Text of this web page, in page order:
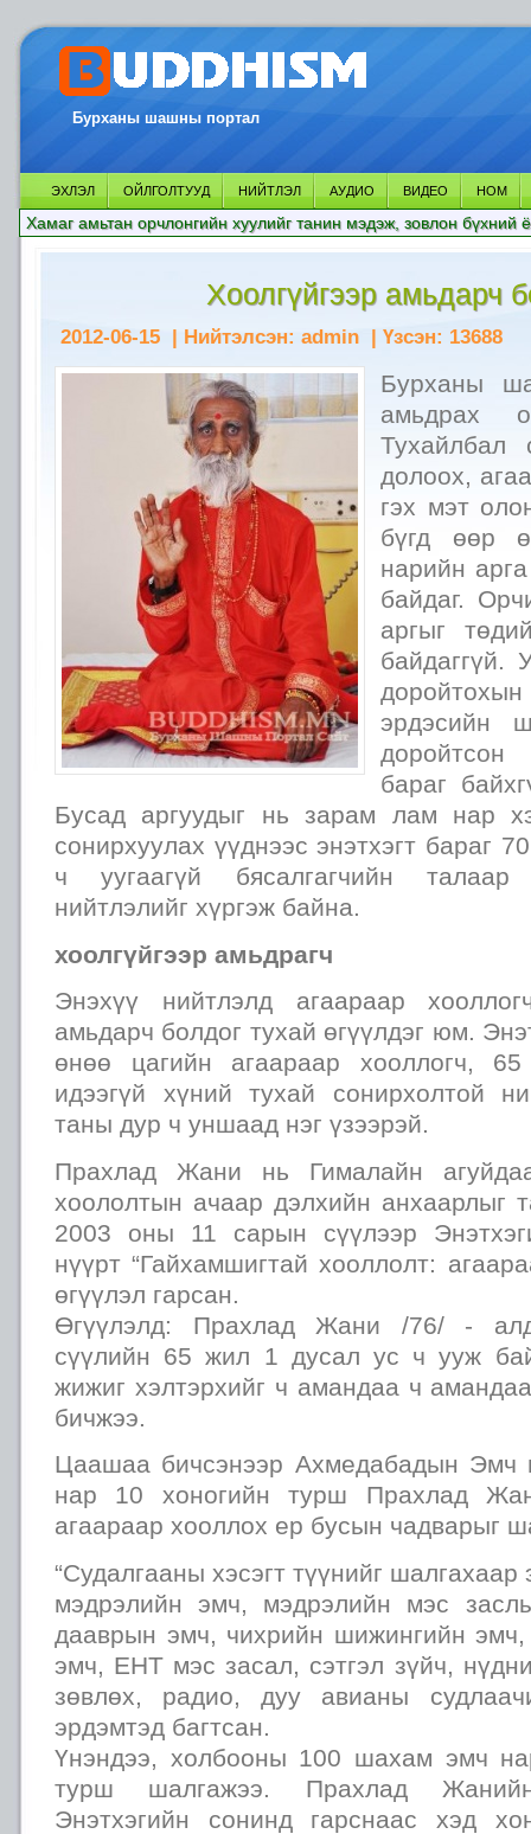
Бурханы шашны портал
ЭХЛЭЛ ОЙЛГОЛТУУД НИЙТЛЭЛ АУДИО ВИДЕО НОМ
Хамаг амьтан орчлонгийн хуулийг танин мэдэж, зовлон бүхний
Хоолгүйгээр амьдарч
2012-06-15 | Нийтэлсэн: admin | Үзсэн: 13688
Бурханы
амьдрах
Тухайлбал
долоох,
гэх мэт
бүгд өөр
нарийн
байдаг.
аргыг
байдаггүй.
эрдэсийн
бараг
Бусад аргуудыг нь зарам лам нар
сонирхуулах үүднээс энэтхэгт бараг
ч уугаагүй бясалгагчийн
нийтлэлийг хүргэж байна.
хоолгүйгээр амьдрагч
Энэхүү нийтлэлд агаараар
амьдарч болдог тухай өгүүлдэг юм.
өнөө цагийн агаараар хооллогч,
идээгүй хүний тухай сонирхолтой
таны дур ч уншаад нэг үзээрэй.
Прахлад Жани нь Гималайн
хоололтын ачаар дэлхийн анхаарлыг
2003 оны 11 сарын сүүлээр
нүүрт “Гайхамшигтай хооллолт:
өгүүлэл гарсан.
Өгүүлэлд: Прахлад Жани /76/ -
сүүлийн 65 жил 1 дусал ус ч ууж
жижиг хэлтэрхийг ч амандаа ч
бичжээ.
Цаашаа бичсэнээр Ахмедабадын Эмч
нар 10 хоногийн турш Прахлад
агаараар хооллох ер бусын чадварыг
“Судалгааны хэсэгт түүнийг
мэдрэлийн эмч, мэдрэлийн мэс
дааврын эмч, чихрийн шижингийн
эмч, ЕНТ мэс засал, сэтгэл зүйч,
зөвлөх, радио, дуу авианы
эрдэмтэд багтсан.
Үнэндээ, холбооны 100 шахам эмч
турш шалгажээ. Прахлад
Энэтхэгийн сонинд гарснаас хэд